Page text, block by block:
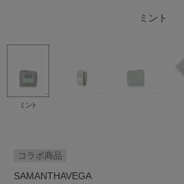
ミント
ミント
SAMANTHAVEGA
コラボ商品